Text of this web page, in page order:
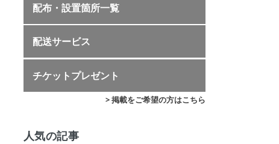
配布・設置箇所一覧
配送サービス
チケットプレゼント
> 掲載をご希望の方はこちら
人気の記事